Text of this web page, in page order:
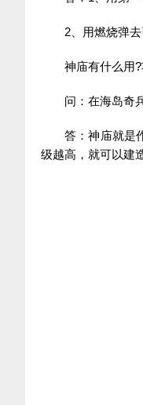
2、用燃烧弹
神庙有什么用
问：在海岛奇
答：神庙就是
级越高，就可以建